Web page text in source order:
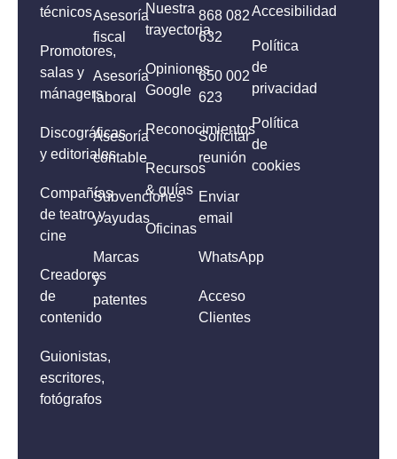
técnicos
Promotores,
salas y
mánagers
Discográficas
y editoriales
Compañías
de teatro y
cine
Creadores
de
contenido
Guionistas,
escritores,
fotógrafos
Asesoría
fiscal
Asesoría
laboral
Asesoría
contable
Subvenciones
y ayudas
Marcas
y
patentes
Nuestra
trayectoria
Opiniones
Google
Reconocimientos
Recursos
& guías
Oficinas
868 082
632
650 002
623
Solicitar
reunión
Enviar
email
WhatsApp
Acceso
Clientes
Accesibilidad
Política
de
privacidad
Política
de
cookies